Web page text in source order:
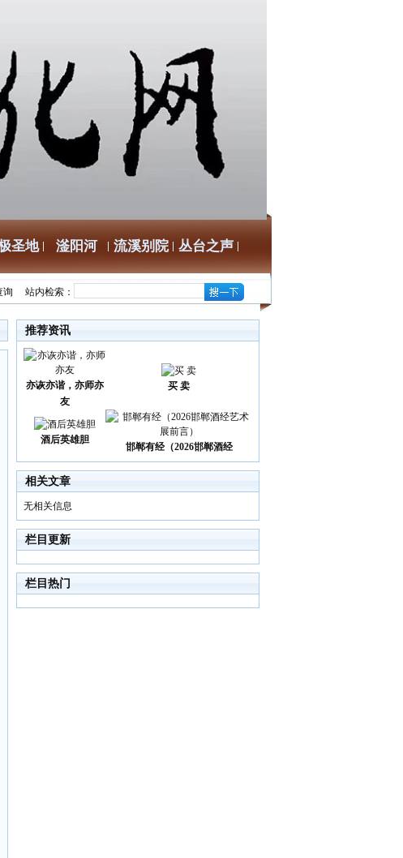
圣地 滏阳河 流溪别院 丛台之声
询 站内检索：
推荐资讯
亦诙亦谐，亦师亦
友
买 卖
酒后英雄胆
邯郸有经（2026邯郸酒经
相关文章
无相关信息
栏目更新
栏目热门